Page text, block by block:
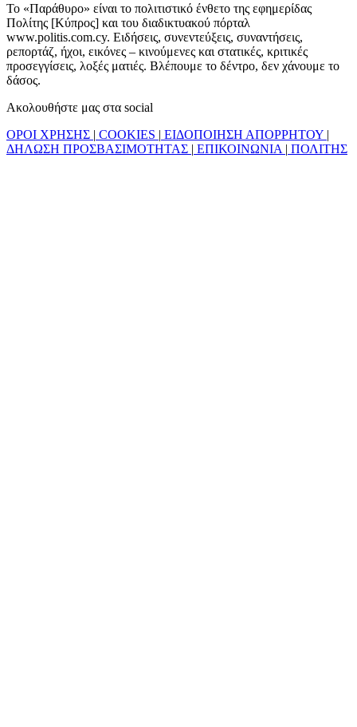
Το «Παράθυρο» είναι το πολιτιστικό ένθετο της εφημερίδας
Πολίτης [Κύπρος] και του διαδικτυακού πόρταλ
www.politis.com.cy. Ειδήσεις, συνεντεύξεις, συναντήσεις,
ρεπορτάζ, ήχοι, εικόνες – κινούμενες και στατικές, κριτικές
προσεγγίσεις, λοξές ματιές. Βλέπουμε το δέντρο, δεν χάνουμε το
δάσος.
Ακολουθήστε μας στα social
ΟΡΟΙ ΧΡΗΣΗΣ | COOKIES | ΕΙΔΟΠΟΙΗΣΗ ΑΠΟΡΡΗΤΟΥ |
ΔΗΛΩΣΗ ΠΡΟΣΒΑΣΙΜΟΤΗΤΑΣ | ΕΠΙΚΟΙΝΩΝΙΑ | ΠΟΛΙΤΗΣ